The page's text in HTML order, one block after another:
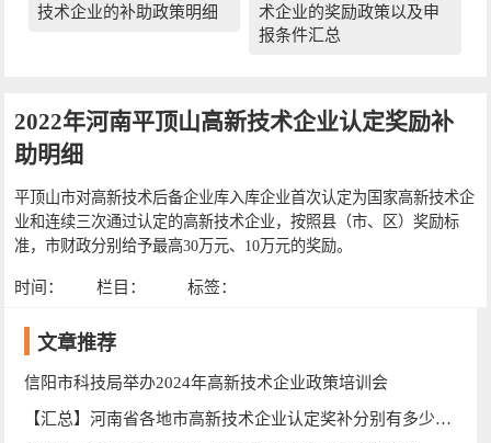
技术企业的补助政策明细
术企业的奖励政策以及申
报条件汇总
2022年河南平顶山高新技术企业认定奖励补
助明细
平顶山市对高新技术后备企业库入库企业首次认定为国家高新技术企
业和连续三次通过认定的高新技术企业，按照县（市、区）奖励标
准，市财政分别给予最高30万元、10万元的奖励。
时间： 栏目： 标签：
文章推荐
信阳市科技局举办2024年高新技术企业政策培训会
【汇总】河南省各地市高新技术企业认定奖补分别有多少钱？